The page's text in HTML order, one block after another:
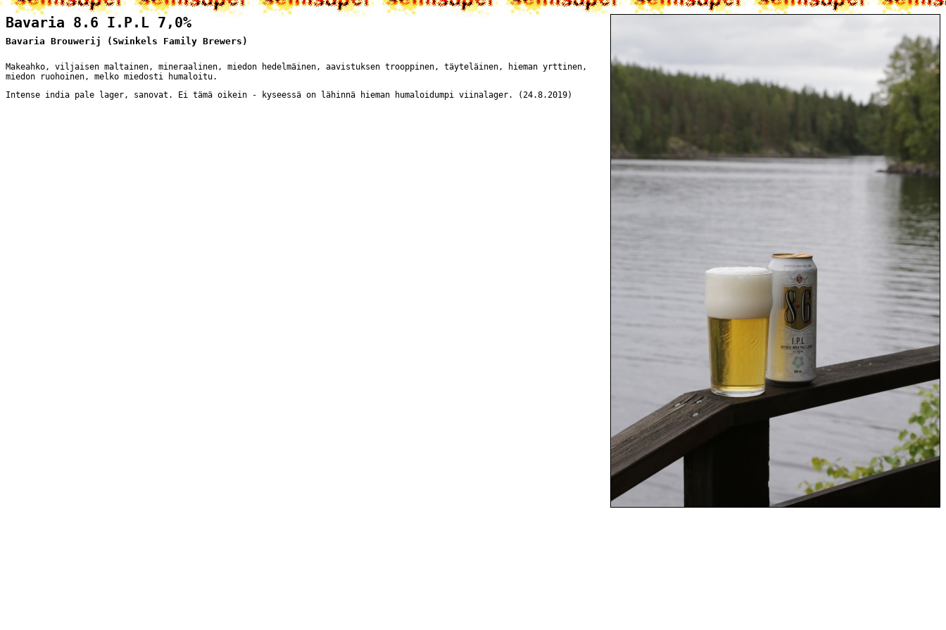
Bavaria 8.6 I.P.L 7,0%
Bavaria Brouwerij (Swinkels Family Brewers)
Makeahko, viljaisen maltainen, mineraalinen, miedon hedelmäinen, aavistuksen trooppinen, täyteläinen, hieman yrttinen,
miedon ruohoinen, melko miedosti humaloitu.
Intense india pale lager, sanovat. Ei tämä oikein - kyseessä on lähinnä hieman humaloidumpi viinalager. (24.8.2019)